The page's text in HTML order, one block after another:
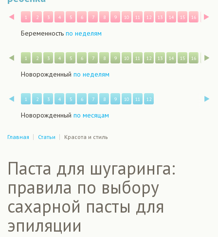
Назад
1 2 3 4 5 6 7 8 9 10 11 12 13 14 15 16 17
Беременность по неделям
Назад
1 2 3 4 5 6 7 8 9 10 11 12 13 14 15 16 17
Новорожденный по неделям
Назад
1 2 3 4 5 6 7 8 9 10 11 12
Новорожденный по месяцам
Главная Статьи Красота и стиль
Паста для шугаринга:
правила по выбору
сахарной пасты для
эпиляции